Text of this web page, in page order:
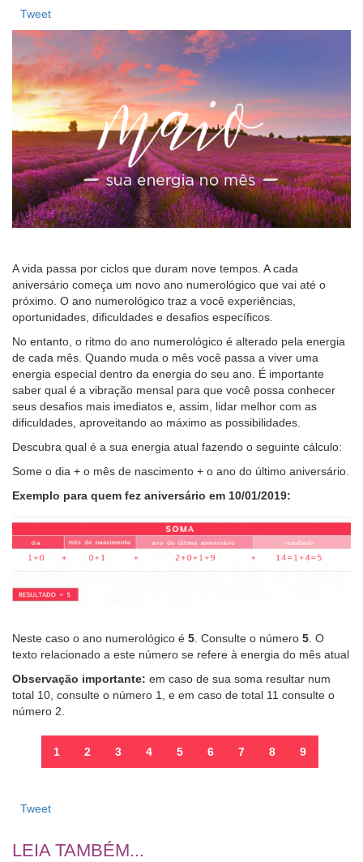
Tweet
A vida passa por ciclos que duram nove tempos. A cada
aniversário começa um novo ano numerológico que vai até o
próximo. O ano numerológico traz a você experiências,
oportunidades, dificuldades e desafios específicos.
No entanto, o ritmo do ano numerológico é alterado pela energia
de cada mês. Quando muda o mês você passa a viver uma
energia especial dentro da energia do seu ano. É importante
saber qual é a vibração mensal para que você possa conhecer
seus desafios mais imediatos e, assim, lidar melhor com as
dificuldades, aproveitando ao máximo as possibilidades.
Descubra qual é a sua energia atual fazendo o seguinte cálculo:
Some o dia + o mês de nascimento + o ano do último aniversário.
Exemplo para quem fez aniversário em 10/01/2019:
Neste caso o ano numerológico é 5. Consulte o número 5. O
texto relacionado a este número se refere à energia do mês atual
Observação importante: em caso de sua soma resultar num
total 10, consulte o número 1, e em caso de total 11 consulte o
número 2.
1 2 3 4 5 6 7 8 9
Tweet
LEIA TAMBÉM...